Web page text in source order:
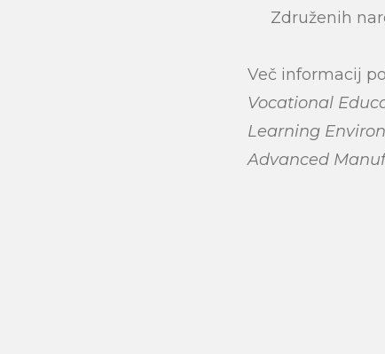
Združenih
Več informacij
Vocational
Learning
Advanced